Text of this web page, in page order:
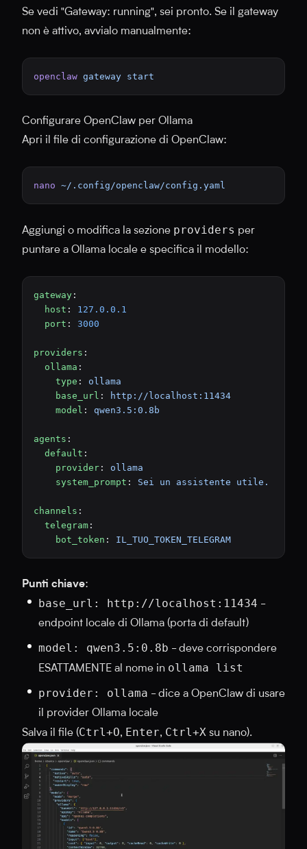
Se vedi "Gateway: running", sei pronto. Se il gateway
non è attivo, avvialo manualmente:
openclaw gateway start
Configurare OpenClaw per Ollama
Apri il file di configurazione di OpenClaw:
nano ~/.config/openclaw/config.yaml
Aggiungi o modifica la sezione providers per
puntare a Ollama locale e specifica il modello:
gateway :
  host
: 127.0.0.1
  port
: 3000
providers :
  ollama
:
    type
: ollama
    base_url
:
http://localhost:11434
    model
: qwen3.5:0.8b
agents :
  default
:
    provider
: ollama
    system_prompt
: Sei un assistente utile.
channels :
  telegram
:
    bot_token
: IL_TUO_TOKEN_TELEGRAM
Punti chiave:
base_url: http://localhost:11434 -
endpoint locale di Ollama (porta di default)
model: qwen3.5:0.8b - deve corrispondere
ESATTAMENTE al nome in ollama list
provider: ollama - dice a OpenClaw di usare
il provider Ollama locale
Salva il file (Ctrl+O, Enter, Ctrl+X su nano).